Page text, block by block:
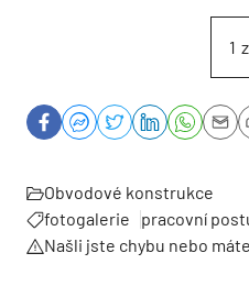
1
Obvodové konstrukce
fotogalerie
pracovní
Našli jste chybu nebo